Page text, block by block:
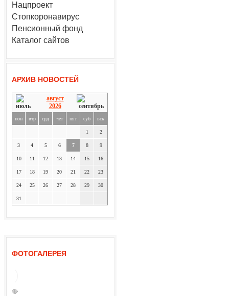
Нацпроект
Стопкоронавирус
Пенсионный фонд
Каталог сайтов
АРХИВ НОВОСТЕЙ
август
2026
пон втр срд чет пят суб вск
1 2
3 4 5 6 7 8 9
10 11 12 13 14 15 16
17 18 19 20 21 22 23
24 25 26 27 28 29 30
31
ФОТОГАЛЕРЕЯ